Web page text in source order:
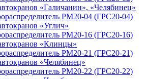
«Галичанин», «Челябинец»
РМ20-04 (ГРС20-04)
«Углич»
РМ20-16 (ГРС20-16)
«Клинцы»
РМ20-21 (ГРС20-21)
«Челябинец»
РМ20-22 (ГРС20-22)